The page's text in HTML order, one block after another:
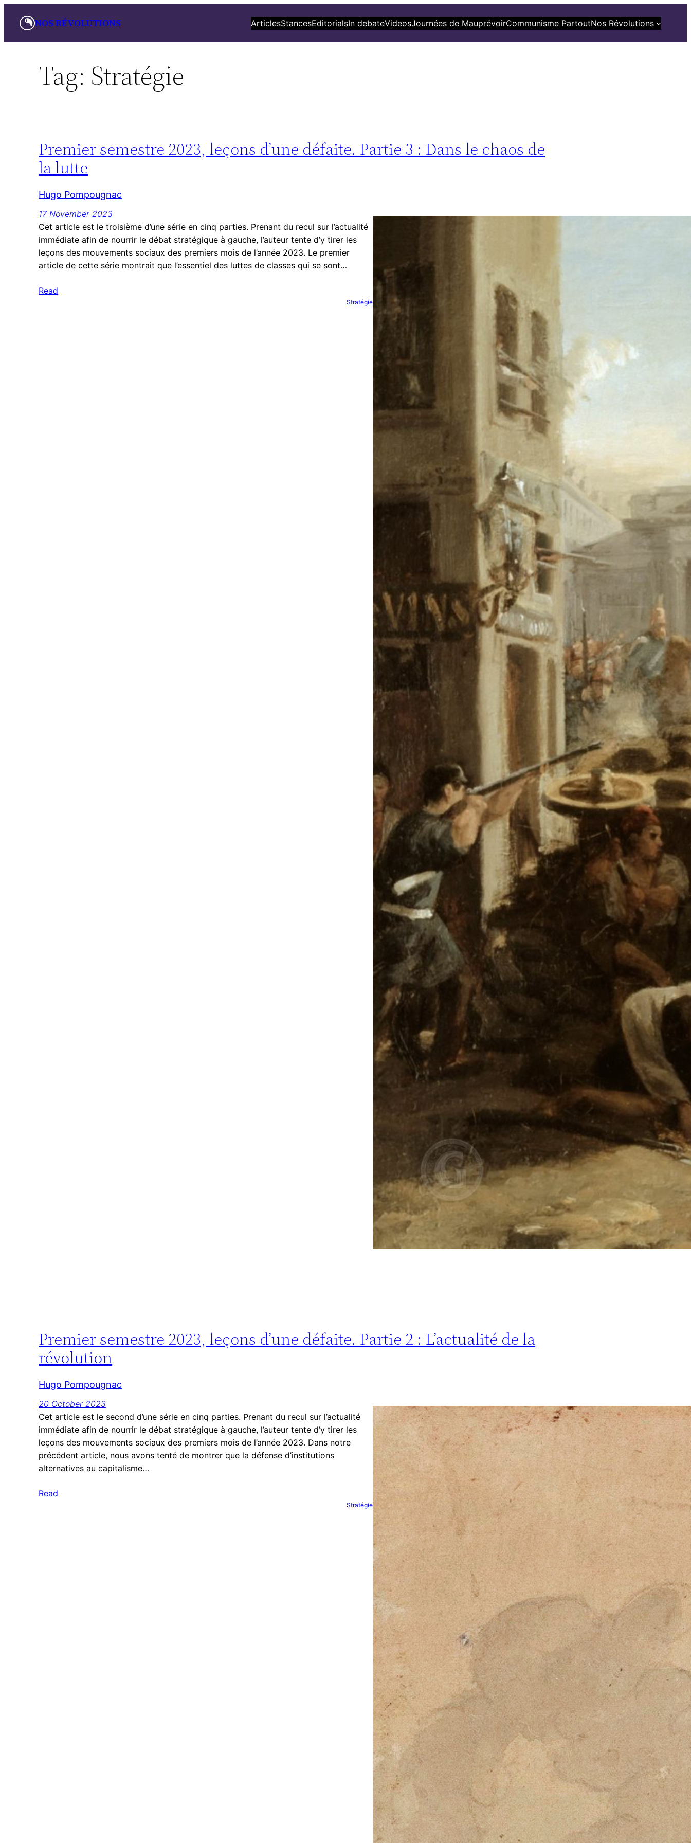
NOS RÉVOLUTIONS ArticlesStancesEditorialsIn debateVideosJournées de MauprévoirCommunisme PartoutNos Révolutions
Tag: Stratégie
Premier semestre 2023, leçons d’une défaite. Partie 3 : Dans le chaos de
la lutte
Hugo Pompougnac
17 November 2023
Cet article est le troisième d’une série en cinq parties. Prenant du recul sur l’actualité
immédiate afin de nourrir le débat stratégique à gauche, l’auteur tente d’y tirer les
leçons des mouvements sociaux des premiers mois de l’année 2023. Le premier
article de cette série montrait que l’essentiel des luttes de classes qui se sont…
Read
Stratégie
Premier semestre 2023, leçons d’une défaite. Partie 2 : L’actualité de la
révolution
Hugo Pompougnac
20 October 2023
Cet article est le second d’une série en cinq parties. Prenant du recul sur l’actualité
immédiate afin de nourrir le débat stratégique à gauche, l’auteur tente d’y tirer les
leçons des mouvements sociaux des premiers mois de l’année 2023. Dans notre
précédent article, nous avons tenté de montrer que la défense d’institutions
alternatives au capitalisme…
Read
Stratégie